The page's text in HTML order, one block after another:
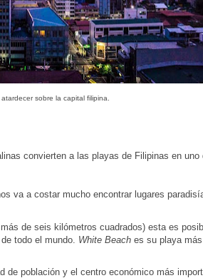
sobre la capital filipina.
convierten a las playas de Filipinas en uno
va a costar mucho encontrar lugares
de seis kilómetros cuadrados) esta es
todo el mundo. White Beaches su playa
de población y el centro económico más